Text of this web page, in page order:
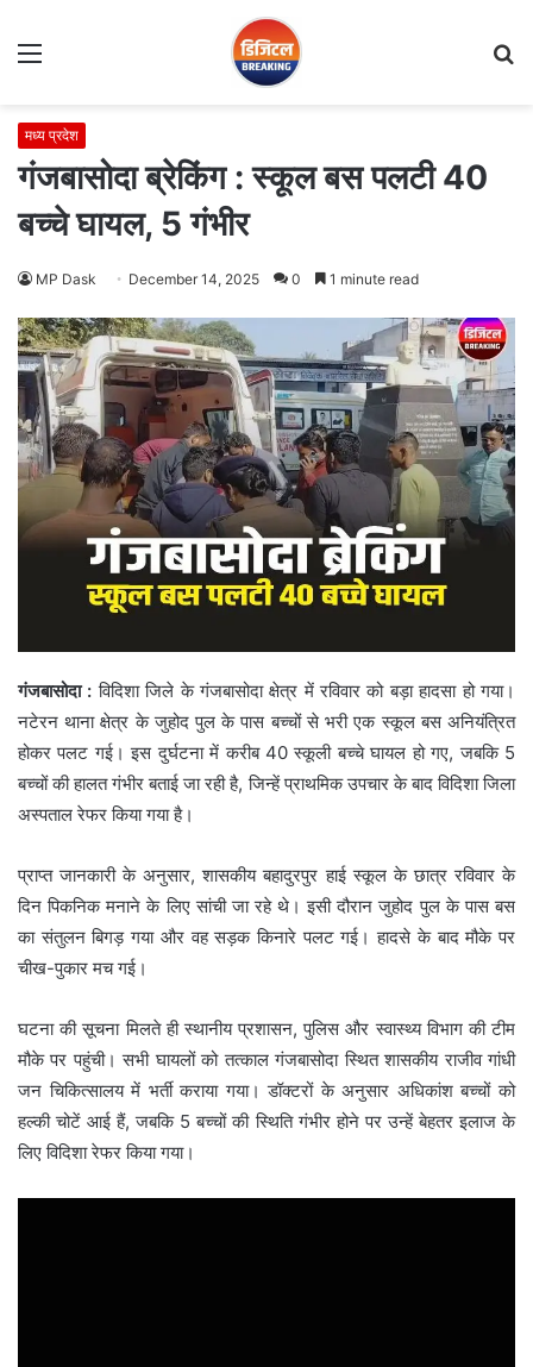
Menu
मध्य प्रदेश
गंजबासोदा ब्रेकिंग : स्कूल बस पलटी 40
बच्चे घायल, 5 गंभीर
MP Dask December 14, 2025 0 1 minute read
गंजबासोदा : विदिशा जिले के गंजबासोदा क्षेत्र में रविवार को बड़ा हादसा हो गया।
नटेरन थाना क्षेत्र के जुहोद पुल के पास बच्चों से भरी एक स्कूल बस अनियंत्रित
होकर पलट गई। इस दुर्घटना में करीब 40 स्कूली बच्चे घायल हो गए, जबकि 5
बच्चों की हालत गंभीर बताई जा रही है, जिन्हें प्राथमिक उपचार के बाद विदिशा जिला
अस्पताल रेफर किया गया है।
प्राप्त जानकारी के अनुसार, शासकीय बहादुरपुर हाई स्कूल के छात्र रविवार के
दिन पिकनिक मनाने के लिए सांची जा रहे थे। इसी दौरान जुहोद पुल के पास बस
का संतुलन बिगड़ गया और वह सड़क किनारे पलट गई। हादसे के बाद मौके पर
चीख-पुकार मच गई।
घटना की सूचना मिलते ही स्थानीय प्रशासन, पुलिस और स्वास्थ्य विभाग की टीम
मौके पर पहुंची। सभी घायलों को तत्काल गंजबासोदा स्थित शासकीय राजीव गांधी
जन चिकित्सालय में भर्ती कराया गया। डॉक्टरों के अनुसार अधिकांश बच्चों को
हल्की चोटें आई हैं, जबकि 5 बच्चों की स्थिति गंभीर होने पर उन्हें बेहतर इलाज के
लिए विदिशा रेफर किया गया।